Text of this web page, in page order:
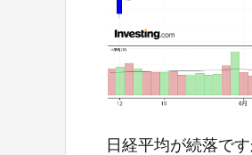
日経平均が続落です